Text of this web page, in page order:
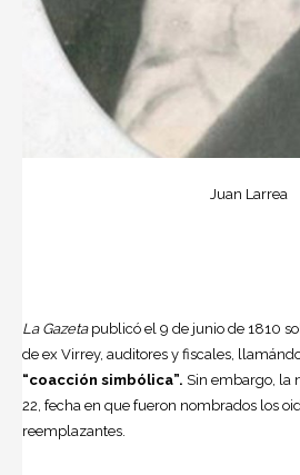
Juan Larrea
La Gazetapublicó el 9 de junio de 1810
de ex Virrey, auditores y fiscales,
“coacción simbólica”. Sin embargo, la
22, fecha en que fueron nombrados los
reemplazantes.